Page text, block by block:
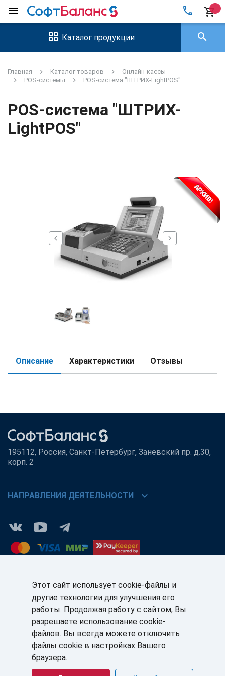
menu local_phone shopping_cart
Каталог продукции search
Главная Каталог товаров
Онлайн-кассы
POS-системы
POS-система "ШТРИХ-LightPOS"
chevron_left chevron_right
POS-система "ШТРИХ-
LightPOS"
Описание Характеристики Отзывы
195112, Россия, Санкт-Петербург, Заневский пр. д.30,
корп. 2
НАПРАВЛЕНИЯ ДЕЯТЕЛЬНОСТИ chevron_right
КЛИЕНТАМ:
+7 (812) 327-5141
sale@sb-sale.ru
ПАРТНЁРАМ:
+7 (812) 327-5025
partner@softbalance.ru
Этот сайт использует cookie-файлы и
другие технологии для улучшения его
работы. Продолжая работу с сайтом, Вы
разрешаете использование cookie-
файлов. Вы всегда можете отключить
файлы cookie в настройках Вашего
браузера.